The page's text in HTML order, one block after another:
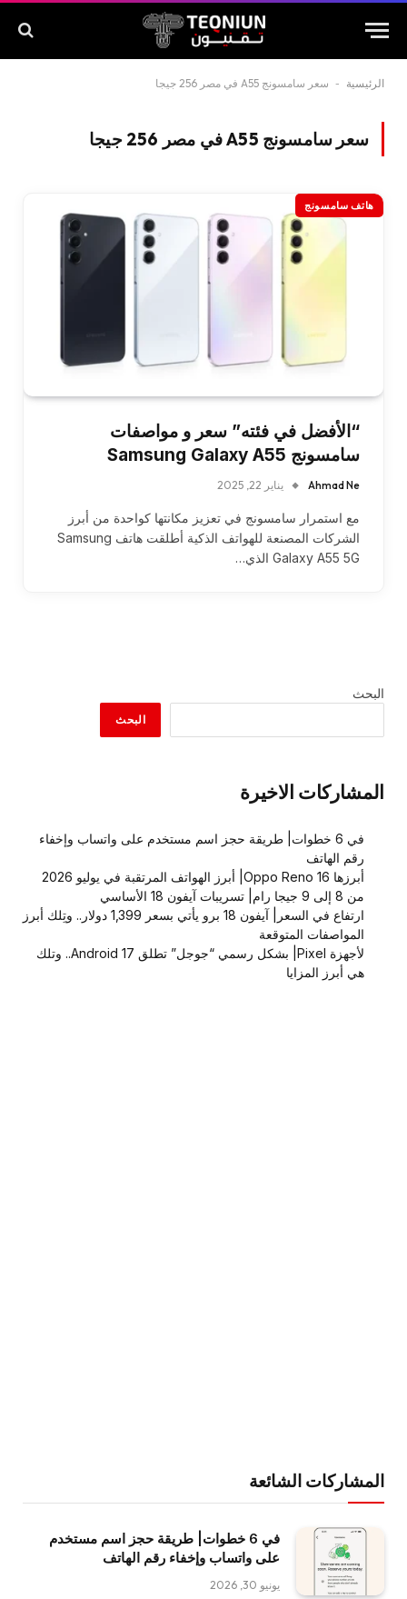
الرئيسية - سعر سامسونج A55 في مصر 256 جيجا
سعر سامسونج A55 في مصر 256 جيجا
هاتف سامسونج
“الأفضل في فئته” سعر و مواصفات
سامسونج Samsung Galaxy A55
Ahmad Ne يناير 22, 2025
مع استمرار سامسونج في تعزيز مكانتها كواحدة من أبرز
الشركات المصنعة للهواتف الذكية أطلقت هاتف Samsung
Galaxy A55 5G الذي…
البحث
البحث
المشاركات الاخيرة
في 6 خطوات| طريقة حجز اسم مستخدم على واتساب وإخفاء
رقم الهاتف
أبرزها Oppo Reno 16| أبرز الهواتف المرتقبة في يوليو 2026
من 8 إلى 9 جيجا رام| تسريبات آيفون 18 الأساسي
ارتفاع في السعر| آيفون 18 برو يأتي بسعر 1,399 دولار.. وتِلك أبرز
المواصفات المتوقعة
لأجهزة Pixel| بشكل رسمي “جوجل” تطلق Android 17.. وتلك
هي أبرز المزايا
المشاركات الشائعة
في 6 خطوات| طريقة حجز اسم مستخدم
على واتساب وإخفاء رقم الهاتف
يونيو 30, 2026